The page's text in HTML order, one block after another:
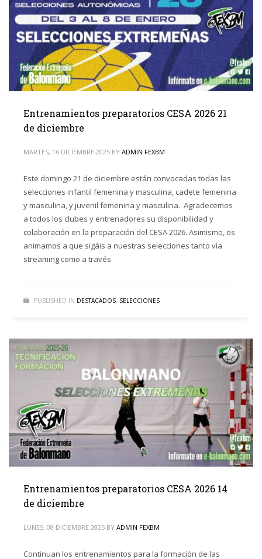
Entrenamientos preparatorios CESA 2026 21
de diciembre
MARTES, 16 DICIEMBRE 2025 BY ADMIN FEXBM
Este domingo 21 de diciembre están convocadas todas las
selecciones infantil femenina y masculina, cadete femenina
y masculina, y juvenil femenina y masculina. Agradecemos
a todos los clubes y entrenadores su disponibilidad y
colaboración en la preparación del CESA 2026. Asimismo, os
animamos a que sigáis a nuestras selecciones tanto vía
streaming como a través
PUBLISHED IN DESTACADOS, SELECCIONES
Entrenamientos preparatorios CESA 2026 14
de diciembre
LUNES, 08 DICIEMBRE 2025 BY ADMIN FEXBM
Continuan los entrenamientos para la formación de las